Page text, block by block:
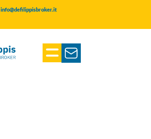
info@defilippisbroker.it